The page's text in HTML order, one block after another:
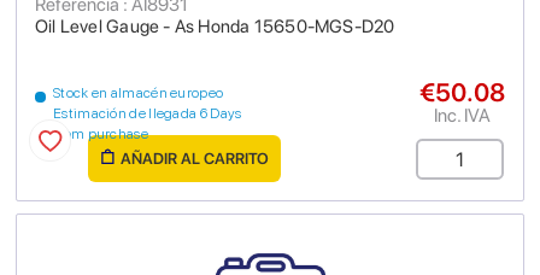
Oil Level Gauge - As Honda 15650-MGS-D20
Stock en almacén europeo
Estimación de llegada 6 Days
from purchase
€50.08
Inc. IVA
AÑADIR AL CARRITO